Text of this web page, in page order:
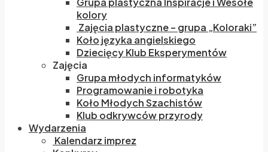
kolory
Zajęcia plastyczne – grupa „Koloraki”
Koło języka angielskiego
Dziecięcy Klub Eksperymentów
Zajęcia
Grupa młodych informatyków
Programowanie i robotyka
Koło Młodych Szachistów
Klub odkrywców przyrody
Wydarzenia
Kalendarz imprez